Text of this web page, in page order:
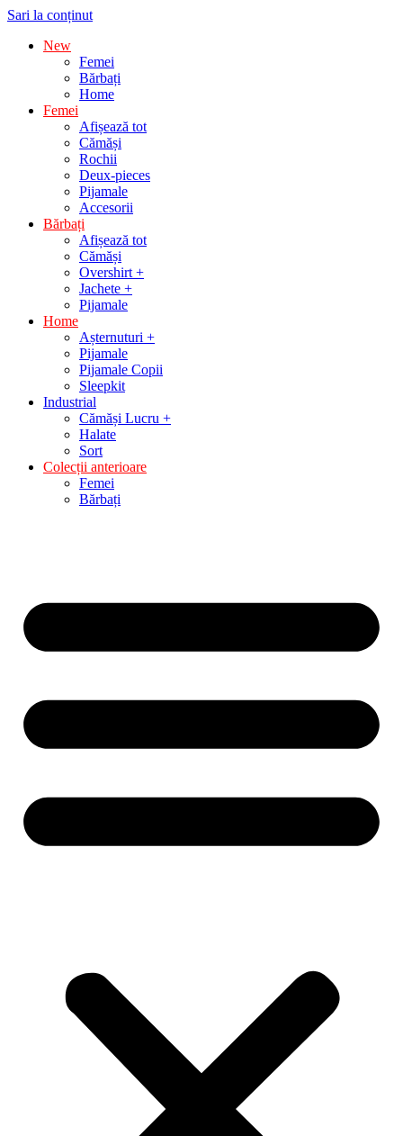
Sari la conținut
New
Femei
Bărbați
Home
Femei
Afișează tot
Cămăși
Rochii
Deux-pieces
Pijamale
Accesorii
Bărbați
Afișează tot
Cămăși
Overshirt +
Jachete +
Pijamale
Home
Așternuturi +
Pijamale
Pijamale Copii
Sleepkit
Industrial
Cămăși Lucru +
Halate
Sort
Colecții anterioare
Femei
Bărbați